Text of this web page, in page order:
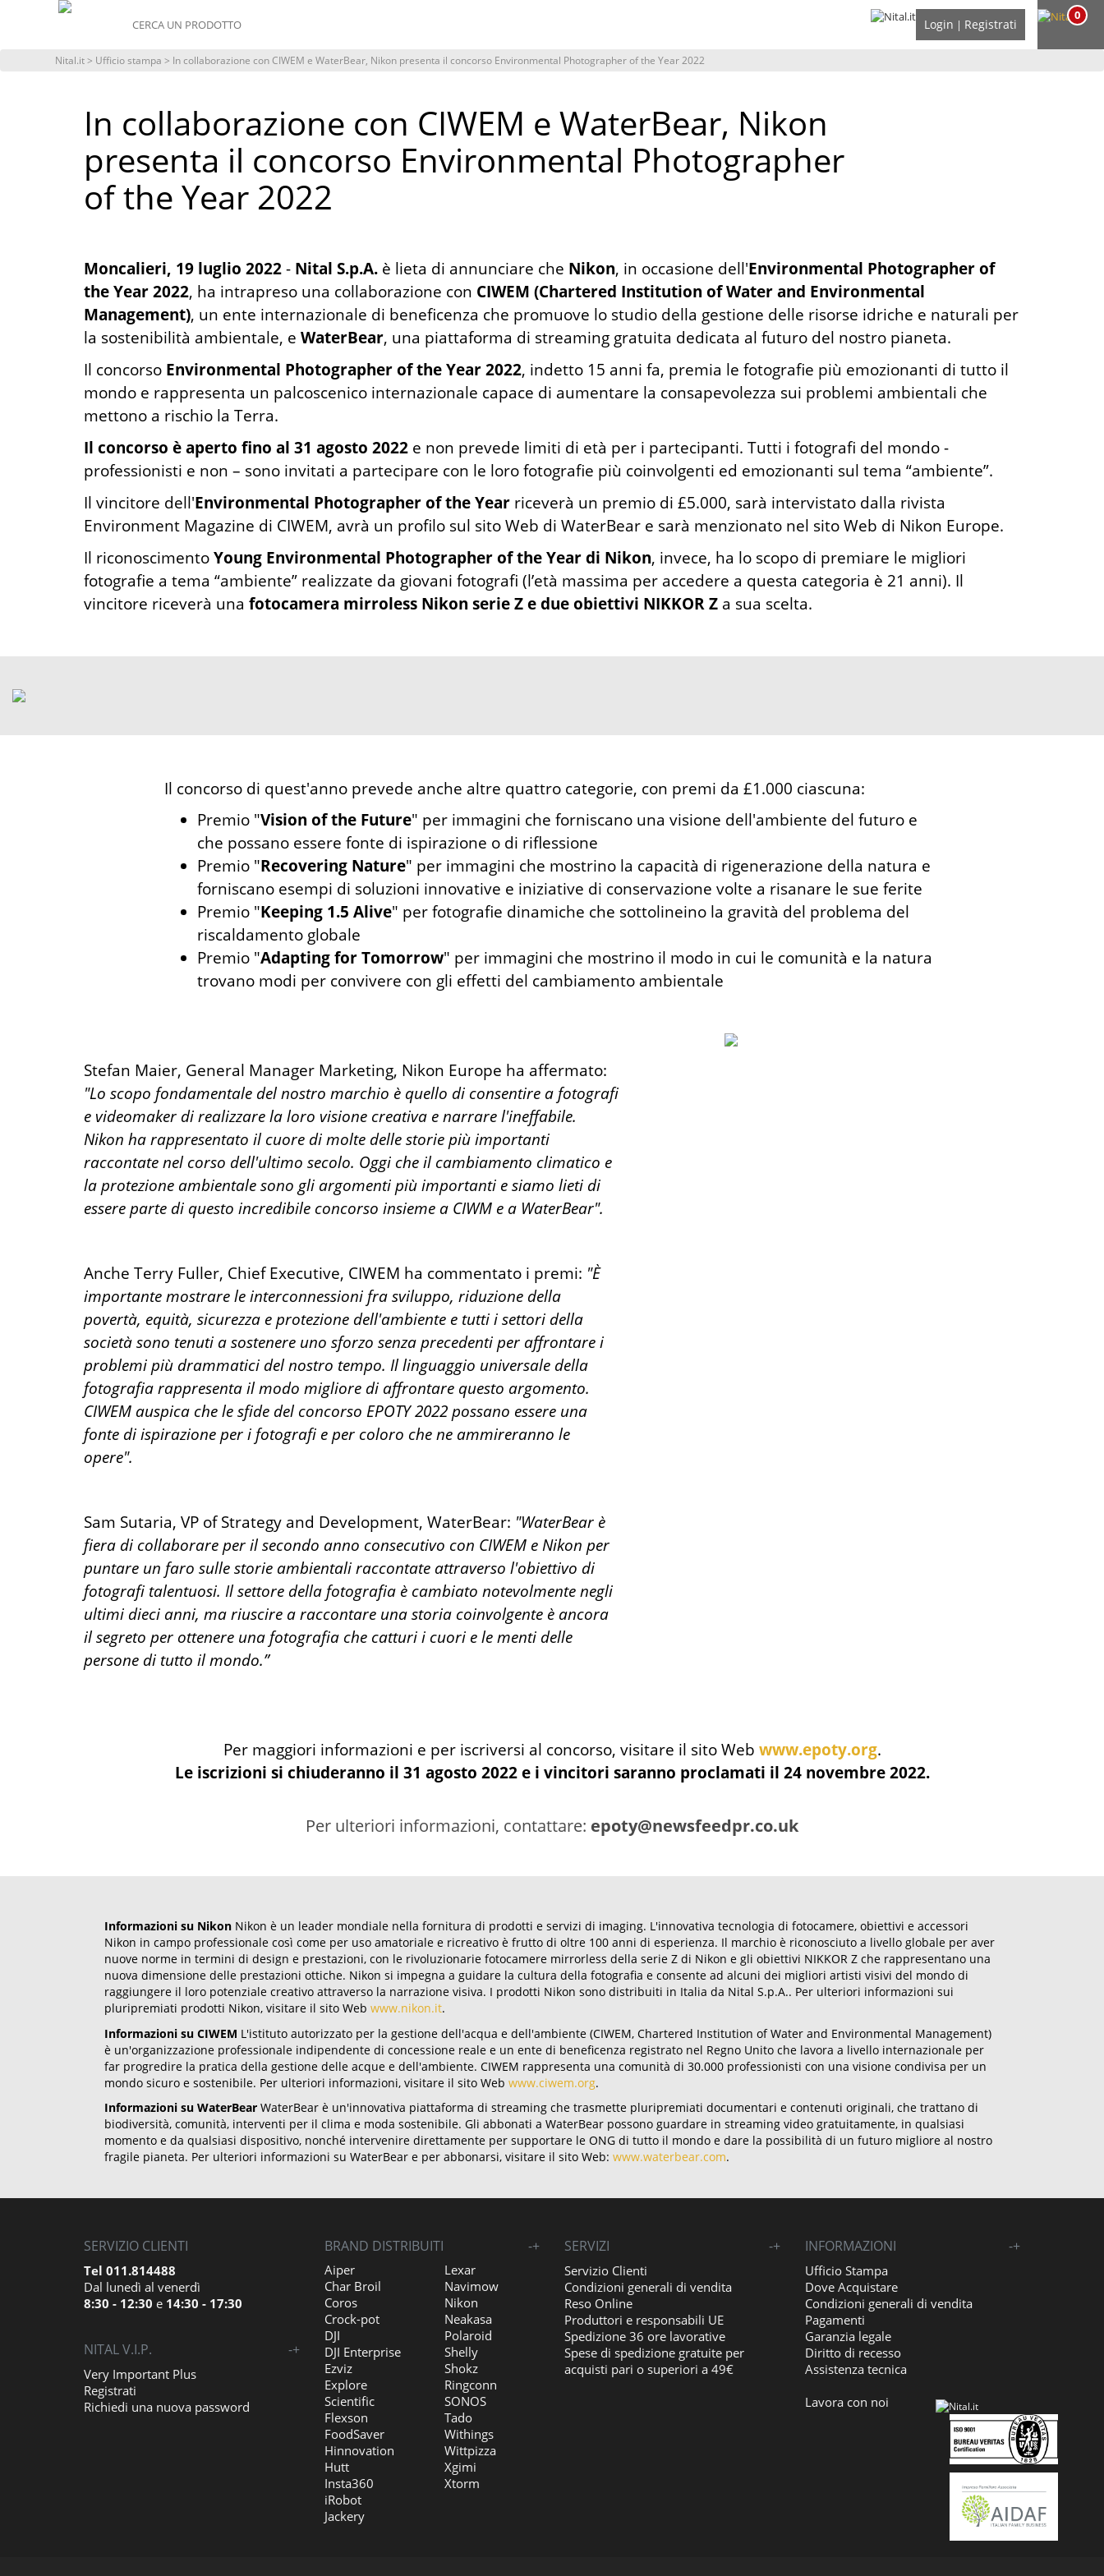
Login | Registrati
0
Nital.it> Ufficio stampa > In collaborazione con CIWEM e WaterBear, Nikon presenta il concorso Environmental Photographer of the Year 2022
In collaborazione con CIWEM e WaterBear, Nikon
presenta il concorso Environmental Photographer
of the Year 2022
Moncalieri, 19 luglio 2022- Nital S.p.A. è lieta di annunciare che Nikon, in occasione dell'Environmental Photographer of
the Year 2022, ha intrapreso una collaborazione con CIWEM (Chartered Institution of Water and Environmental
Management), un ente internazionale di beneficenza che promuove lo studio della gestione delle risorse idriche e naturali per
la sostenibilità ambientale, e WaterBear, una piattaforma di streaming gratuita dedicata al futuro del nostro pianeta.
Il concorso Environmental Photographer of the Year 2022, indetto 15 anni fa, premia le fotografie più emozionanti di tutto il
mondo e rappresenta un palcoscenico internazionale capace di aumentare la consapevolezza sui problemi ambientali che
mettono a rischio la Terra.
Il concorso è aperto fino al 31 agosto 2022 e non prevede limiti di età per i partecipanti. Tutti i fotografi del mondo -
professionisti e non – sono invitati a partecipare con le loro fotografie più coinvolgenti ed emozionanti sul tema “ambiente”.
Il vincitore dell'Environmental Photographer of the Year riceverà un premio di £5.000, sarà intervistato dalla rivista
Environment Magazine di CIWEM, avrà un profilo sul sito Web di WaterBear e sarà menzionato nel sito Web di Nikon Europe.
Il riconoscimentoYoung Environmental Photographer of the Year di Nikon, invece, ha lo scopo di premiare le migliori
fotografie a tema “ambiente” realizzate da giovani fotografi (l’età massima per accedere a questa categoria è 21 anni). Il
vincitore riceverà una fotocamera mirroless Nikon serie Z e due obiettivi NIKKOR Z a sua scelta.
Il concorso di quest'anno prevede anche altre quattro categorie, con premi da £1.000 ciascuna:
Premio "Vision of the Future" per immagini che forniscano una visione dell'ambiente del futuro e
che possano essere fonte di ispirazione o di riflessione
Premio "Recovering Nature" per immagini che mostrino la capacità di rigenerazione della natura e
forniscano esempi di soluzioni innovative e iniziative di conservazione volte a risanare le sue ferite
Premio "Keeping 1.5 Alive" per fotografie dinamiche che sottolineino la gravità del problema del
riscaldamento globale
Premio "Adapting for Tomorrow" per immagini che mostrino il modo in cui le comunità e la natura
trovano modi per convivere con gli effetti del cambiamento ambientale
Stefan Maier, General Manager Marketing, Nikon Europe ha affermato:
"Lo scopo fondamentale del nostro marchio è quello di consentire a fotografi
e videomaker di realizzare la loro visione creativa e narrare l'ineffabile.
Nikon ha rappresentato il cuore di molte delle storie più importanti
raccontate nel corso dell'ultimo secolo. Oggi che il cambiamento climatico e
la protezione ambientale sono gli argomenti più importanti e siamo lieti di
essere parte di questo incredibile concorso insieme a CIWM e a WaterBear".
Anche Terry Fuller, Chief Executive, CIWEM ha commentato i premi: "È
importante mostrare le interconnessioni fra sviluppo, riduzione della
povertà, equità, sicurezza e protezione dell'ambiente e tutti i settori della
società sono tenuti a sostenere uno sforzo senza precedenti per affrontare i
problemi più drammatici del nostro tempo. Il linguaggio universale della
fotografia rappresenta il modo migliore di affrontare questo argomento.
CIWEM auspica che le sfide del concorso EPOTY 2022 possano essere una
fonte di ispirazione per i fotografi e per coloro che ne ammireranno le
opere".
Sam Sutaria, VP of Strategy and Development, WaterBear: "WaterBear è
fiera di collaborare per il secondo anno consecutivo con CIWEM e Nikon per
puntare un faro sulle storie ambientali raccontate attraverso l'obiettivo di
fotografi talentuosi. Il settore della fotografia è cambiato notevolmente negli
ultimi dieci anni, ma riuscire a raccontare una storia coinvolgente è ancora
il segreto per ottenere una fotografia che catturi i cuori e le menti delle
persone di tutto il mondo.”
Per maggiori informazioni e per iscriversi al concorso, visitare il sito Web www.epoty.org.
Le iscrizioni si chiuderanno il 31 agosto 2022 e i vincitori saranno proclamati il 24 novembre 2022.
Per ulteriori informazioni, contattare: epoty@newsfeedpr.co.uk
Informazioni su Nikon Nikon è un leader mondiale nella fornitura di prodotti e servizi di imaging. L'innovativa tecnologia di fotocamere, obiettivi e accessori
Nikon in campo professionale così come per uso amatoriale e ricreativo è frutto di oltre 100 anni di esperienza. Il marchio è riconosciuto a livello globale per aver
nuove norme in termini di design e prestazioni, con le rivoluzionarie fotocamere mirrorless della serie Z di Nikon e gli obiettivi NIKKOR Z che rappresentano una
nuova dimensione delle prestazioni ottiche. Nikon si impegna a guidare la cultura della fotografia e consente ad alcuni dei migliori artisti visivi del mondo di
raggiungere il loro potenziale creativo attraverso la narrazione visiva. I prodotti Nikon sono distribuiti in Italia da Nital S.p.A.. Per ulteriori informazioni sui
pluripremiati prodotti Nikon, visitare il sito Web www.nikon.it.
Informazioni su CIWEM L'istituto autorizzato per la gestione dell'acqua e dell'ambiente (CIWEM, Chartered Institution of Water and Environmental Management)
è un'organizzazione professionale indipendente di concessione reale e un ente di beneficenza registrato nel Regno Unito che lavora a livello internazionale per
far progredire la pratica della gestione delle acque e dell'ambiente. CIWEM rappresenta una comunità di 30.000 professionisti con una visione condivisa per un
mondo sicuro e sostenibile. Per ulteriori informazioni, visitare il sito Web www.ciwem.org.
Informazioni su WaterBear WaterBear è un'innovativa piattaforma di streaming che trasmette pluripremiati documentari e contenuti originali, che trattano di
biodiversità, comunità, interventi per il clima e moda sostenibile. Gli abbonati a WaterBear possono guardare in streaming video gratuitamente, in qualsiasi
momento e da qualsiasi dispositivo, nonché intervenire direttamente per supportare le ONG di tutto il mondo e dare la possibilità di un futuro migliore al nostro
fragile pianeta. Per ulteriori informazioni su WaterBear e per abbonarsi, visitare il sito Web: www.waterbear.com.
SERVIZIO CLIENTI
Tel 011.814488
Dal lunedì al venerdì
8:30 - 12:30 e 14:30 - 17:30
NITAL V.I.P. +
-
Very Important Plus
Registrati
Richiedi una nuova password
BRAND DISTRIBUITI +
-
Aiper
Char Broil
Coros
Crock-pot
DJI
DJI Enterprise
Ezviz
Explore
Scientific
Flexson
FoodSaver
Hinnovation
Hutt
Insta360
iRobot
Jackery
Lexar
Navimow
Nikon
Neakasa
Polaroid
Shelly
Shokz
Ringconn
SONOS
Tado
Withings
Wittpizza
Xgimi
Xtorm
SERVIZI +
-
Servizio Clienti
Condizioni generali di vendita
Reso Online
Produttori e responsabili UE
Spedizione 36 ore lavorative
Spese di spedizione gratuite per
acquisti pari o superiori a 49€
INFORMAZIONI +
-
Ufficio Stampa
Dove Acquistare
Condizioni generali di vendita
Pagamenti
Garanzia legale
Diritto di recesso
Assistenza tecnica
Lavora con noi